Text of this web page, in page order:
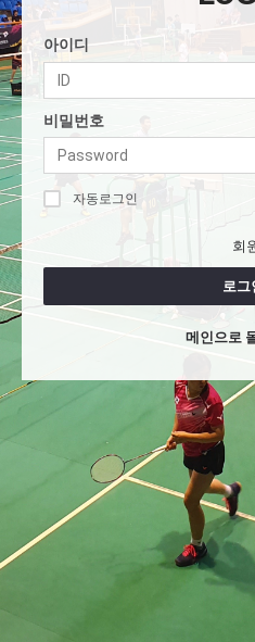
아이디
비밀번호
자동로그인
회
로그
메인으로